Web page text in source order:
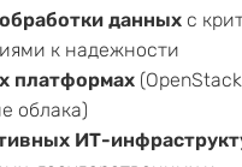
данных с
к надежности
платформах
облака)
ИТ-